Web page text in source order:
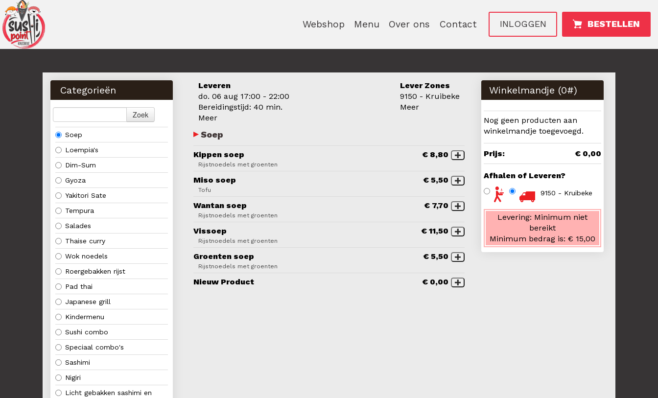
Webshop Menu Over ons Contact INLOGGEN BESTELLEN
Categorieën
Zoek
Soep
Loempia's
Dim-Sum
Gyoza
Yakitori Sate
Tempura
Salades
Thaise curry
Wok noedels
Roergebakken rijst
Pad thai
Japanese grill
Kindermenu
Sushi combo
Speciaal combo's
Sashimi
Nigiri
Licht gebakken sashimi en
Leveren
do. 06 aug 17:00 - 22:00
Bereidingstijd: 40 min.
Meer
Lever Zones
9150 - Kruibeke
Meer
Soep
Kippen soep
Rijstnoedels met groenten
€ 8,80
Miso soep
Tofu
€ 5,50
Wantan soep
Rijstnoedels met groenten
€ 7,70
Vissoep
Rijstnoedels met groenten
€ 11,50
Groenten soep
Rijstnoedels met groenten
€ 5,50
Nieuw Product € 0,00
Winkelmandje (0#)
Nog geen producten aan
winkelmandje toegevoegd.
Prijs: € 0,00
Afhalen of Leveren?
9150 - Kruibeke
Levering: Minimum niet
bereikt
Minimum bedrag is:€ 15,00